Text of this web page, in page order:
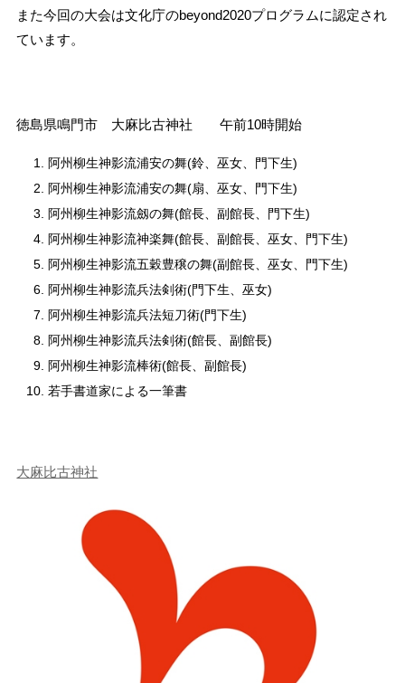
また今回の大会は文化庁のbeyond2020プログラムに認定され
ています。
徳島県鳴門市 大麻比古神社 午前10時開始
阿州柳生神影流浦安の舞(鈴、巫女、門下生)
阿州柳生神影流浦安の舞(扇、巫女、門下生)
阿州柳生神影流劔の舞(館長、副館長、門下生)
阿州柳生神影流神楽舞(館長、副館長、巫女、門下生)
阿州柳生神影流五穀豊穣の舞(副館長、巫女、門下生)
阿州柳生神影流兵法剣術(門下生、巫女)
阿州柳生神影流兵法短刀術(門下生)
阿州柳生神影流兵法剣術(館長、副館長)
阿州柳生神影流棒術(館長、副館長)
若手書道家による一筆書
大麻比古神社